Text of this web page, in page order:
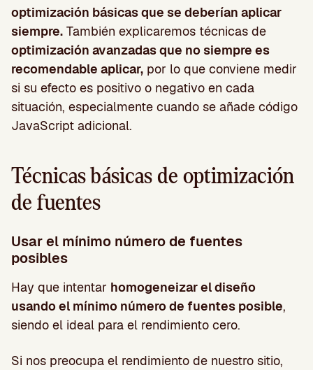
optimización básicas que se deberían aplicar
siempre. También explicaremos técnicas de
optimización avanzadas que no siempre es
recomendable aplicar, por lo que conviene medir
si su efecto es positivo o negativo en cada
situación, especialmente cuando se añade código
JavaScript adicional.
Técnicas básicas de optimización
de fuentes
Usar el mínimo número de fuentes
posibles
Hay que intentar homogeneizar el diseño
usando el mínimo número de fuentes posible,
siendo el ideal para el rendimiento cero.
Si nos preocupa el rendimiento de nuestro sitio,